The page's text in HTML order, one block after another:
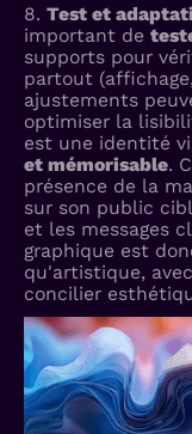
8. Test et
important de
supports pour
partout
ajustements
optimiser la
est une identité
et mémorisable.
présence de la
sur son public
et les messages
graphique est
qu'artistique,
concilier